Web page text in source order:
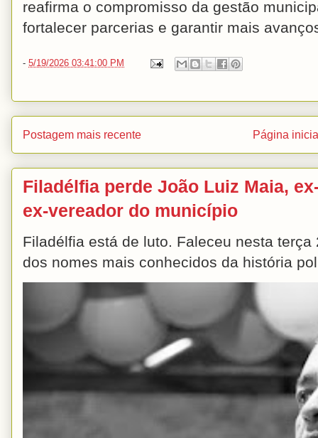
reafirma o compromisso da gestão
fortalecer parcerias e garantir mais
- 5/19/2026 03:41:00 PM
Postagem mais recente Página
Filadélfia perde João Luiz Maia,
ex-vereador do município
Filadélfia está de luto. Faleceu nesta
dos nomes mais conhecidos da história